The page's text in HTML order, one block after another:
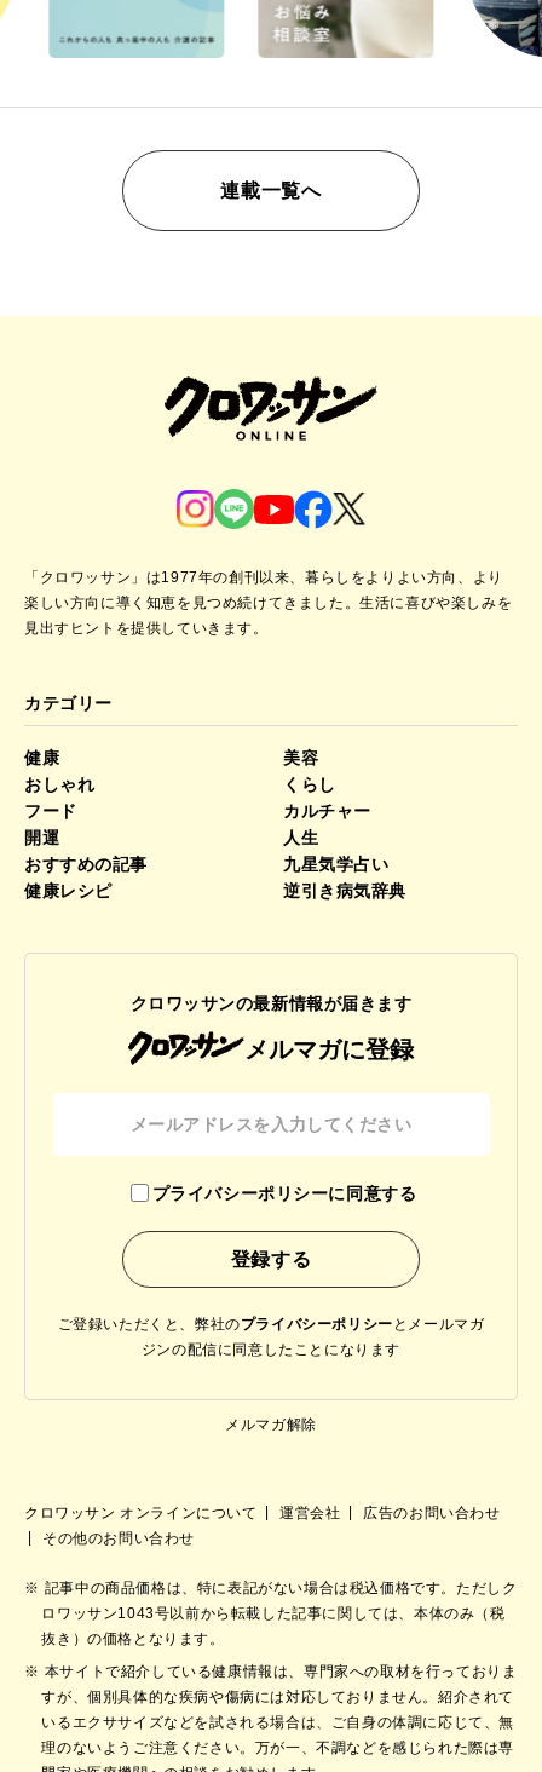
連載一覧へ
「クロワッサン」は1977年の創刊以来、暮らしをよりよい方向、より
楽しい方向に導く知恵を見つめ続けてきました。生活に喜びや楽しみを
見出すヒントを提供していきます。
カテゴリー
健康
美容
おしゃれ
くらし
フード
カルチャー
開運
人生
おすすめの記事
九星気学占い
健康レシピ
逆引き病気辞典
クロワッサンの最新情報が届きます
メルマガに登録
プライバシーポリシーに同意する
ご登録いただくと、弊社のプライバシーポリシー と メールマガ
ジンの配信に同意したことになります
メルマガ解除
クロワッサン オンラインについて 運営会社
広告のお問い合わせ
その他のお問い合わせ
記事中の商品価格は、特に表記がない場合は税込価格です。ただしク
ロワッサン1043号以前から転載した記事に関しては、本体のみ（税
抜き）の価格となります。
本サイトで紹介している健康情報は、専門家への取材を行っておりま
すが、個別具体的な疾病や傷病には対応しておりません。紹介されて
いるエクササイズなどを試される場合は、ご自身の体調に応じて、無
理のないようご注意ください。万が一、不調などを感じられた際は専